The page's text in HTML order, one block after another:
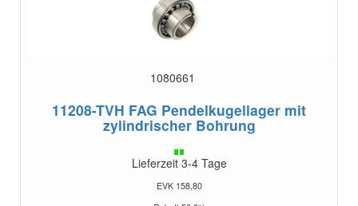
1080661
11208-TVH FAG Pendelkugellager mit
zylindrischer Bohrung
Lieferzeit 3-4 Tage
EVK 158,80